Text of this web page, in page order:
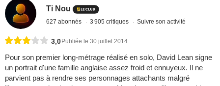
Ti Nou
627 abonnés 3 905 critiques Suivre son activité
3,0 Publiée le 30 juillet 2014
Pour son premier long-métrage réalisé en solo, David Lean signe
un portrait d'une famille anglaise assez froid et ennuyeux. Il ne
parvient pas à rendre ses personnages attachants malgré